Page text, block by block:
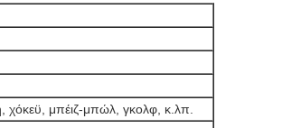
χόκεϋ, μπέιζ-μπώλ, γκολφ, κ.λπ.